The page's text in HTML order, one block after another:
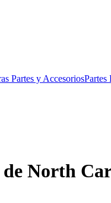
Partes y AccesoriosPartes
de North